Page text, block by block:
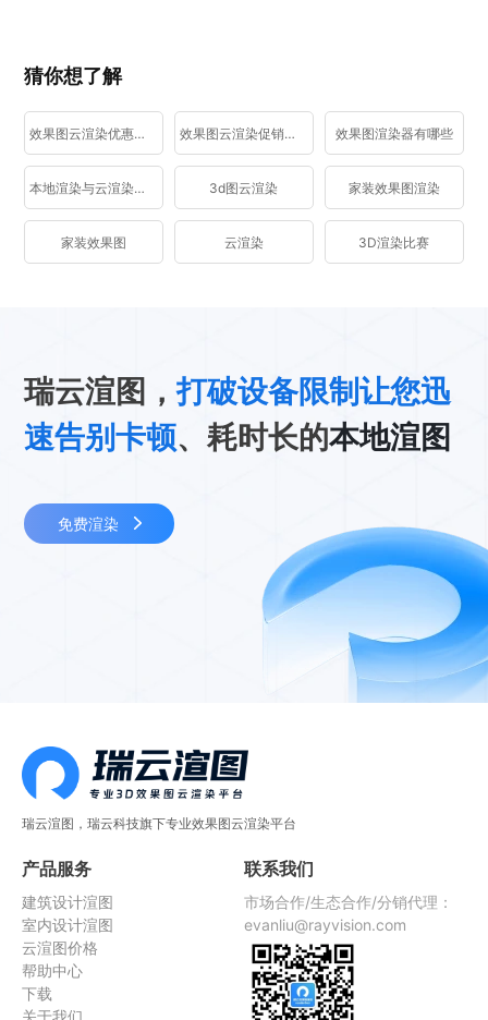
猜你想了解
效果图云渲染优惠活动 效果图云渲染促销活动 效果图渲染器有哪些
本地渲染与云渲染区别 3d图云渲染 家装效果图渲染
家装效果图 云渲染 3D渲染比赛
瑞云渲图，打破设备限制让您迅
速告别卡顿、耗时长的本地渲图
免费渲染
瑞云渲图，瑞云科技旗下专业效果图云渲染平台
产品服务
建筑设计渲图
室内设计渲图
云渲图价格
帮助中心
下载
关于我们
联系我们
市场合作/生态合作/分销代理：
evanliu@rayvision.com